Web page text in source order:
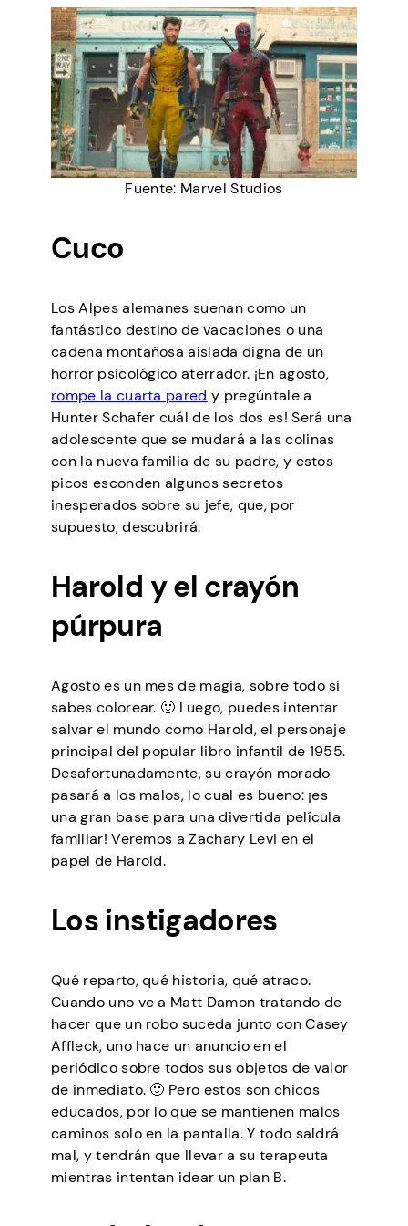
Fuente: Marvel Studios
Cuco
Los Alpes alemanes suenan como un
fantástico destino de vacaciones o una
cadena montañosa aislada digna de un
horror psicológico aterrador. ¡En agosto,
rompe la cuarta pared y pregúntale a
Hunter Schafer cuál de los dos es! Será una
adolescente que se mudará a las colinas
con la nueva familia de su padre, y estos
picos esconden algunos secretos
inesperados sobre su jefe, que, por
supuesto, descubrirá.
Harold y el crayón
púrpura
Agosto es un mes de magia, sobre todo si
sabes colorear. 🙂 Luego, puedes intentar
salvar el mundo como Harold, el personaje
principal del popular libro infantil de 1955.
Desafortunadamente, su crayón morado
pasará a los malos, lo cual es bueno: ¡es
una gran base para una divertida película
familiar! Veremos a Zachary Levi en el
papel de Harold.
Los instigadores
Qué reparto, qué historia, qué atraco.
Cuando uno ve a Matt Damon tratando de
hacer que un robo suceda junto con Casey
Affleck, uno hace un anuncio en el
periódico sobre todos sus objetos de valor
de inmediato. 🙂 Pero estos son chicos
educados, por lo que se mantienen malos
caminos solo en la pantalla. Y todo saldrá
mal, y tendrán que llevar a su terapeuta
mientras intentan idear un plan B.